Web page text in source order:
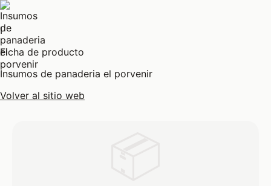
I
Ficha de producto
Insumos de panaderia el porvenir
Volver al sitio web